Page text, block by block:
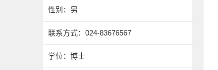
性别：男
联系方式： 024-83676567
学位：博士